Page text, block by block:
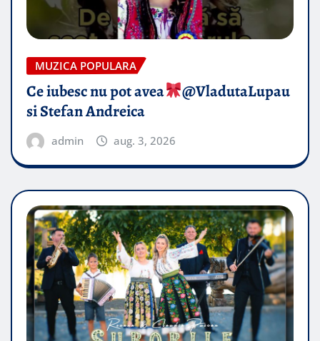
MUZICA POPULARA
Ce iubesc nu pot avea
​@VladutaLupau
si Stefan Andreica
admin aug. 3, 2026